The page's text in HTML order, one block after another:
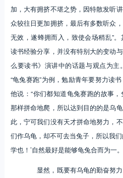
加，大有拥挤不堪之势，因特散发听
众较往日更加拥挤，最后有多数听众
无效，遂蜂拥而入，致使会场稍乱”
读书经验分享，并没有特别大的变动
么要读书》演讲中的话题与观点为
“龟兔赛跑”为例，勉励青年要努力读
他说：“你们都知道龟兔赛跑的故事
那样拼命地爬，所以达到目的的是乌
此，宁可我们没有天才拼命地努力，
们作乌龟，却不可去当兔子，所以我
学也！’自然最好是能够龟兔合而为一
显然，既要有乌龟的勤奋努力